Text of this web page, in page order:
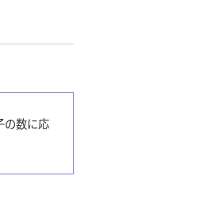
の数に応